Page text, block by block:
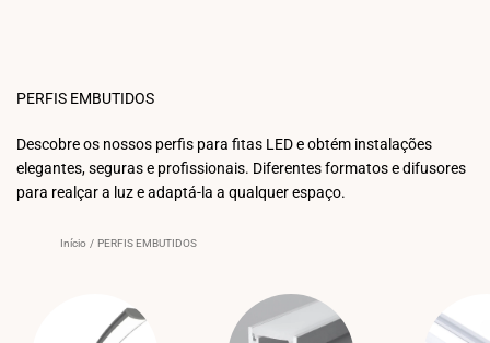
PERFIS EMBUTIDOS
Descobre os nossos perfis para fitas LED e obtém instalações
elegantes, seguras e profissionais. Diferentes formatos e difusores
para realçar a luz e adaptá-la a qualquer espaço.
Início / PERFIS EMBUTIDOS